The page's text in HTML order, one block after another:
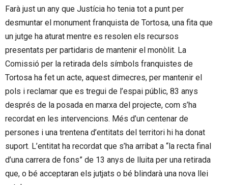
Farà just un any que Justícia ho tenia tot a punt per
desmuntar el monument franquista de Tortosa, una fita que
un jutge ha aturat mentre es resolen els recursos
presentats per partidaris de mantenir el monòlit. La
Comissió per la retirada dels símbols franquistes de
Tortosa ha fet un acte, aquest dimecres, per mantenir el
pols i reclamar que es tregui de l’espai públic, 83 anys
després de la posada en marxa del projecte, com s’ha
recordat en les intervencions. Més d’un centenar de
persones i una trentena d’entitats del territori hi ha donat
suport. L’entitat ha recordat que s’ha arribat a “la recta final
d’una carrera de fons” de 13 anys de lluita per una retirada
que, o bé acceptaran els jutjats o bé blindarà una nova llei